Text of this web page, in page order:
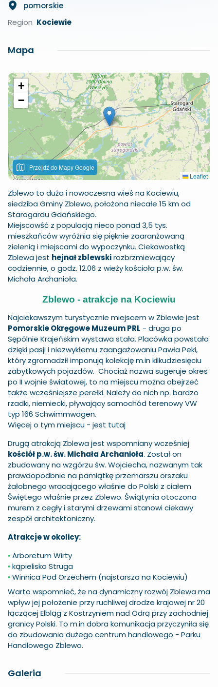
pomorskie
Region Kociewie
Mapa
+
−
Przejdź do Mapy Google
Leaflet
Zblewo to duża i nowoczesna wieś na Kociewiu,
siedziba Gminy Zblewo, położona niecałe 15 km od
Starogardu Gdańskiego.
Miejscowść z populacją nieco ponad 3,5 tys.
mieszkańców wyróżnia się pięknie zaaranżowaną
zielenią i miejscami do wypoczynku. Ciekawostką
Zblewa jest hejnał zblewskirozbrzmiewający
codziennie, o godz. 12.06 z wieży kościoła p.w. św.
Michała Archanioła.
Zblewo - atrakcje na Kociewiu
Najciekawszym turystycznie miejscem w Zblewie jest
Pomorskie Okręgowe Muzeum PRL - druga po
Sępólnie Krajeńskim wystawa stała. Placówka powstała
dzięki pasji i niezwykłemu zaangażowaniu Pawła Peki,
który zgromadził imponują kolekcję m.in kilkudziesięciu
zabytkowych pojazdów. Chociaż nazwa sugeruje okres
po II wojnie światowej, to na miejscu można obejrzeć
także wcześniejsze perełki. Należy do nich np. bardzo
rzadki, niemiecki, pływający samochód terenowy VW
typ 166 Schwimmwagen.
Więcej o tym miejscu - jest tutaj
Drugą atrakcją Zblewa jest wspomniany wcześniej
kościół p.w. św. Michała Archanioła. Został on
zbudowany na wzgórzu św. Wojciecha, nazwanym tak
prawdopodbnie na pamiątkę przemarszu orszaku
żałobnego wracającego właśnie do Polski z ciałem
Świętego właśnie przez Zblewo. Świątynia otoczona
murem z cegły i starymi drzewami stanowi ciekawy
zespół architektoniczny.
Atrakcje w okolicy:
• Arboretum Wirty
• kąpielisko Struga
• Winnica Pod Orzechem (najstarsza na Kociewiu)
Warto wspomnieć, że na dynamiczny rozwój Zblewa ma
wpływ jej położenie przy ruchliwej drodze krajowej nr 20
łączącej Elbląg z Kostrzyniem nad Odrą przy zachodniej
granicy Polski. To m.in dobra komunikacja przyczyniła się
do zbudowania dużego centrum handlowego - Parku
Handlowego Zblewo.
Galeria